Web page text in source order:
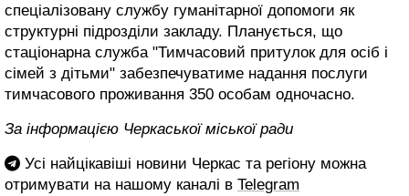
спеціалізовану службу гуманітарної допомоги як
структурні підрозділи закладу. Планується, що
стаціонарна служба "Тимчасовий притулок для осіб і
сімей з дітьми" забезпечуватиме надання послуги
тимчасового проживання 350 особам одночасно.
За інформацією Черкаської міської ради
Усі найцікавіші новини Черкас та регіону можна
отримувати на нашому каналі в Telegram